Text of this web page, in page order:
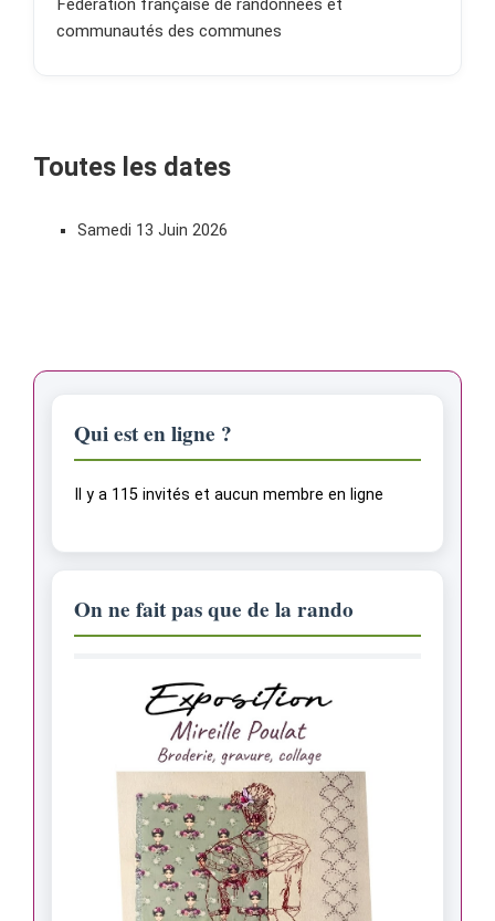
Fédération française de randonnées et
communautés des communes
Toutes les dates
Samedi 13 Juin 2026
Qui est en ligne ?
Il y a 115 invités et aucun membre en ligne
On ne fait pas que de la rando